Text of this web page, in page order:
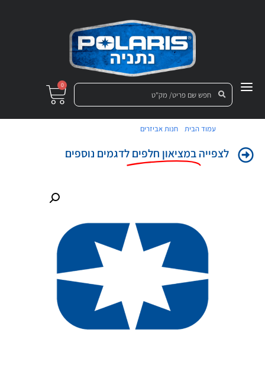
0
עמוד הבית /חנות אביזרים
לצפייהבמציאון חלפים לדגמים נוספים